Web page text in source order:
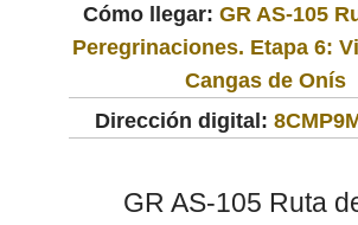
Cómo llegar: GR AS-105
Peregrinaciones. Etapa 6:
Cangas de Onís
Dirección digital:
GR AS-105 Ruta